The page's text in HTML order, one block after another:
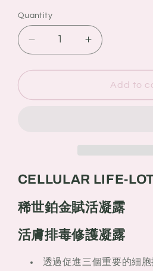
Quantity
Quantity
Decrease
quantity
for
Prairie
鉑
金
賦
活
凝
露
Increase
quantity
for
Prairie
鉑
金
賦
活
凝
露
Add to
CELLULAR LIFE-
稀世鉑金賦活凝露
活膚排毒修護凝露
透過促進三個重要的細